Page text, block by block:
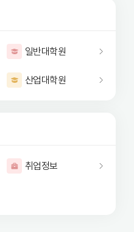
일반대학원
산업대학원
취업정보